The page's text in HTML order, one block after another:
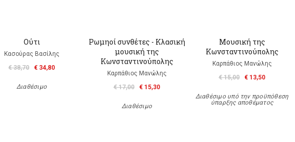
Ούτι
Κασούρας Βασίλης
€ 38,70
€ 34,80
Διαθέσιμο
Ρωμηοί συνθέτες - Κλασική
μουσική της
Κωνσταντινούπολης
Καρπάθιος Μανώλης
€ 17,00
€ 15,30
Διαθέσιμο
Μουσική της
Κωνσταντινούπολης
Καρπάθιος Μανώλης
€ 15,00
€ 13,50
Διαθέσιμο υπό την προϋπόθεση
ύπαρξης αποθέματος